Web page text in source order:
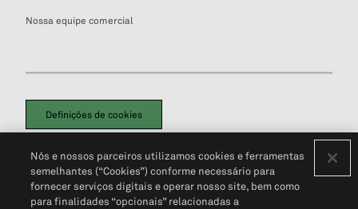
Nossa equipe comercial
Definições de cookies
Política de PrivacidadePortal de privacidade do cliente (em inglês)
Não Venda Minhas Informações Pessoais© 2026 S&P Global
Nós e nossos parceiros utilizamos cookies e ferramentas
semelhantes (“Cookies”) conforme necessário para
fornecer serviços digitais e operar nosso site, bem como
para finalidades “opcionais” relacionadas a